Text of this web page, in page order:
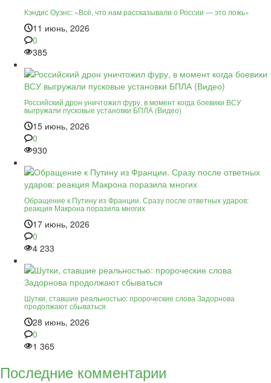
Кэндис Оуэнс: «Всё, что нам рассказывали о России — это ложь»
11 июнь, 2026
0
385
Российский дрон уничтожил фуру, в момент когда боевики ВСУ
выгружали пусковые установки БПЛА (Видео)
15 июнь, 2026
0
930
Обращение к Путину из Франции. Сразу после ответных ударов:
реакция Макрона поразила многих
17 июнь, 2026
0
4 233
Шутки, ставшие реальностью: пророческие слова Задорнова
продолжают сбываться
28 июнь, 2026
0
1 365
Последние комментарии